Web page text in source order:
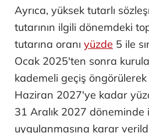
Ayrıca, yüksek tutarlı
tutarının ilgili dönemdeki
tutarına oranı yüzde 5 ile
Ocak 2025'ten sonra
kademeli geçiş
Haziran 2027'ye kadar
31 Aralık 2027
uygulanmasına karar